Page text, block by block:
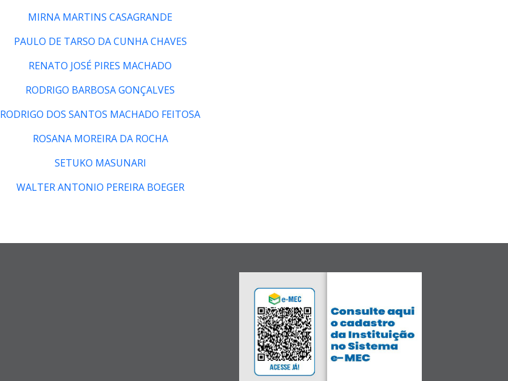
MIRNA MARTINS CASAGRANDE
PAULO DE TARSO DA CUNHA CHAVES
RENATO JOSÉ PIRES MACHADO
RODRIGO BARBOSA GONÇALVES
RODRIGO DOS SANTOS MACHADO FEITOSA
ROSANA MOREIRA DA ROCHA
SETUKO MASUNARI
WALTER ANTONIO PEREIRA BOEGER